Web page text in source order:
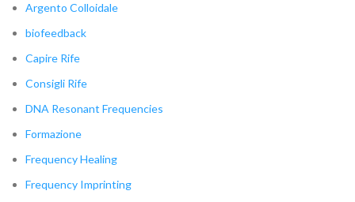
Argento Colloidale
biofeedback
Capire Rife
Consigli Rife
DNA Resonant Frequencies
Formazione
Frequency Healing
Frequency Imprinting